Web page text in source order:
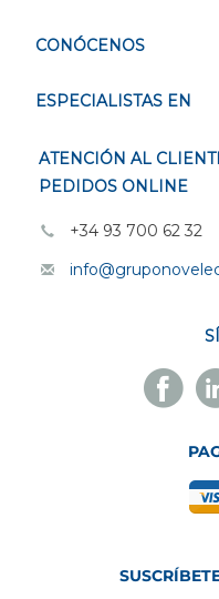
CONÓCENOS
ESPECIALISTAS EN
ATENCIÓN AL
PEDIDOS ONLINE
+34 93 700 62 32